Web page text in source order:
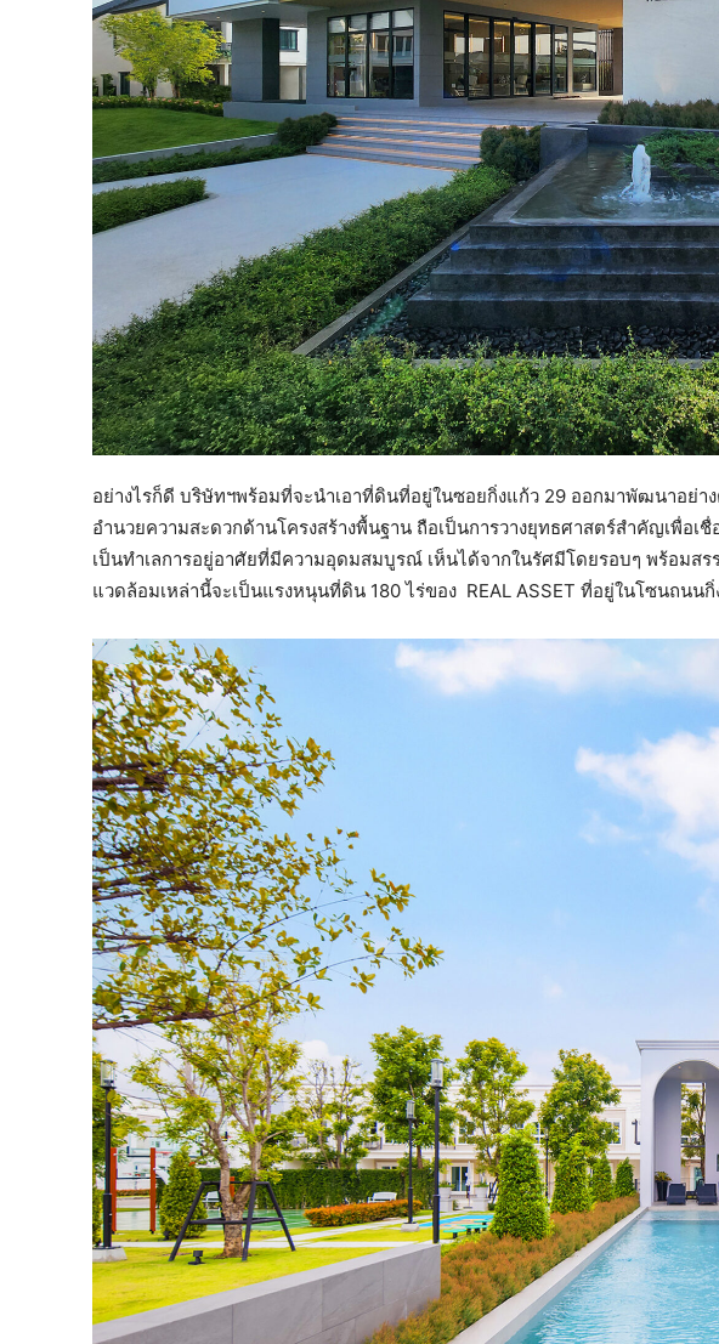
อย่างไรก็ดี บริษัทฯพร้อมที่จะนำเอาที่ดินที่อยู่ในซอยกิ่งแก้ว 29 ออกมาพัฒนาอย่า
อำนวยความสะดวกด้านโครงสร้างพื้นฐาน ถือเป็นการวางยุทธศาสตร์สำคัญเพื่อ
เป็นทำเลการอยู่อาศัยที่มีความอุดมสมบูรณ์ เห็นได้จากในรัศมีโดยรอบๆ พร้อม
แวดล้อมเหล่านี้จะเป็นแรงหนุนที่ดิน 180 ไร่ของ REAL ASSET ที่อยู่ในโซนถน